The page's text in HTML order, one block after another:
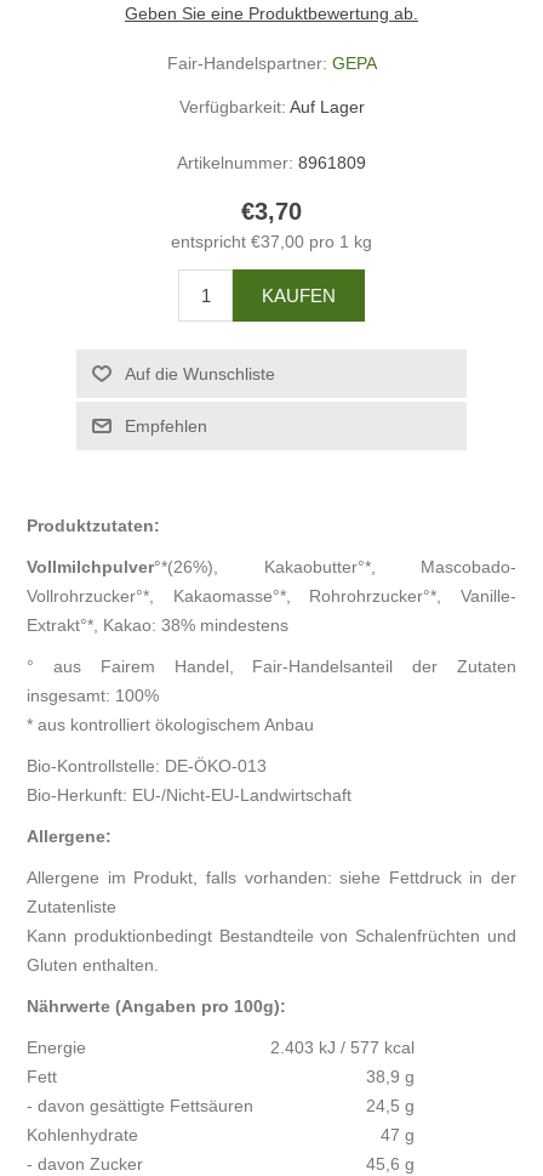
Geben Sie eine Produktbewertung ab.
Fair-Handelspartner: GEPA
Verfügbarkeit: Auf Lager
Artikelnummer: 8961809
€3,70
entspricht €37,00 pro 1 kg
Produktzutaten:
Vollmilchpulver°*(26%), Kakaobutter°*, Mascobado-
Vollrohrzucker°*, Kakaomasse°*, Rohrohrzucker°*, Vanille-
Extrakt°*, Kakao: 38% mindestens
° aus Fairem Handel, Fair-Handelsanteil der Zutaten
insgesamt: 100%
* aus kontrolliert ökologischem Anbau
Bio-Kontrollstelle: DE-ÖKO-013
Bio-Herkunft: EU-/Nicht-EU-Landwirtschaft
Allergene:
Allergene im Produkt, falls vorhanden: siehe Fettdruck in der
Zutatenliste
Kann produktionbedingt Bestandteile von Schalenfrüchten und
Gluten enthalten.
Nährwerte (Angaben pro 100g):
Energie
2.403 kJ / 577 kcal
Fett
38,9 g
- davon gesättigte Fettsäuren
24,5 g
Kohlenhydrate
47 g
- davon Zucker
45,6 g